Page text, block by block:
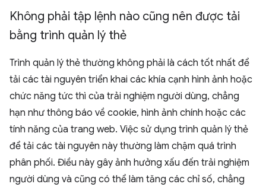
Không phải tập lệnh nào cũng nên được tải
bằng trình quản lý thẻ
Trình quản lý thẻ thường không phải là cách tốt nhất để
tải các tài nguyên triển khai các khía cạnh hình ảnh hoặc
chức năng tức thì của trải nghiệm người dùng, chẳng
hạn như thông báo về cookie, hình ảnh chính hoặc các
tính năng của trang web. Việc sử dụng trình quản lý thẻ
để tải các tài nguyên này thường làm chậm quá trình
phân phối. Điều này gây ảnh hưởng xấu đến trải nghiệm
người dùng và cũng có thể làm tăng các chỉ số, chẳng